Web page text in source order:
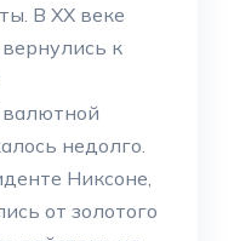
В XX веке
к
валютной
недолго.
Никсоне,
от золотого